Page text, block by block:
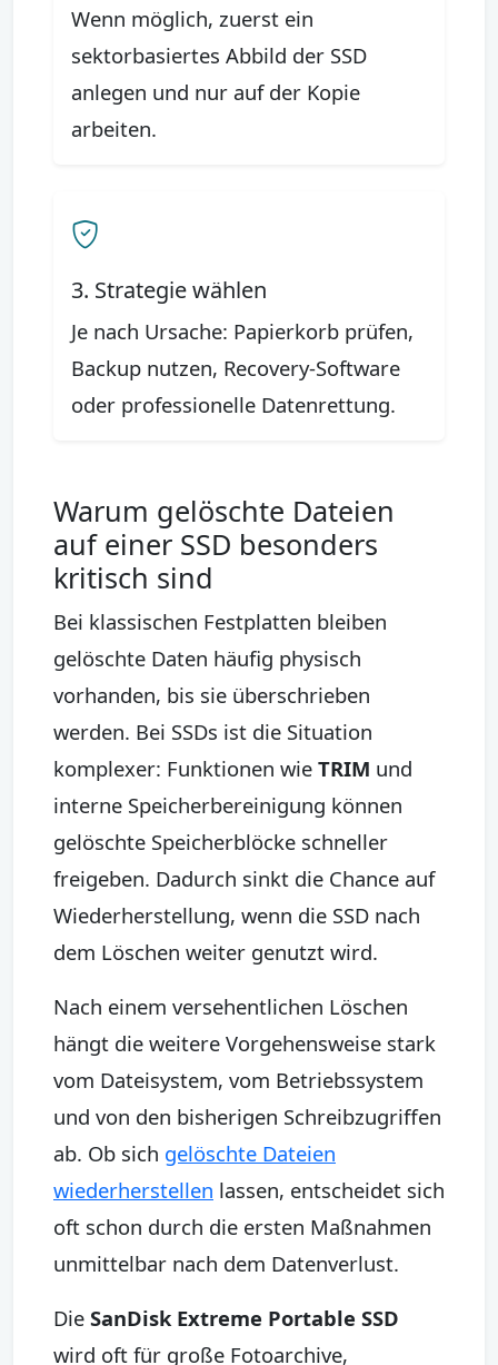
Wenn möglich, zuerst ein
sektorbasiertes Abbild der SSD
anlegen und nur auf der Kopie
arbeiten.
3. Strategie wählen
Je nach Ursache: Papierkorb prüfen,
Backup nutzen, Recovery-Software
oder professionelle Datenrettung.
Warum gelöschte Dateien
auf einer SSD besonders
kritisch sind
Bei klassischen Festplatten bleiben
gelöschte Daten häufig physisch
vorhanden, bis sie überschrieben
werden. Bei SSDs ist die Situation
komplexer: Funktionen wie TRIM und
interne Speicherbereinigung können
gelöschte Speicherblöcke schneller
freigeben. Dadurch sinkt die Chance auf
Wiederherstellung, wenn die SSD nach
dem Löschen weiter genutzt wird.
Nach einem versehentlichen Löschen
hängt die weitere Vorgehensweise stark
vom Dateisystem, vom Betriebssystem
und von den bisherigen Schreibzugriffen
ab. Ob sich gelöschte Dateien
wiederherstellen lassen, entscheidet sich
oft schon durch die ersten Maßnahmen
unmittelbar nach dem Datenverlust.
Die SanDisk Extreme Portable SSD
wird oft für große Fotoarchive,